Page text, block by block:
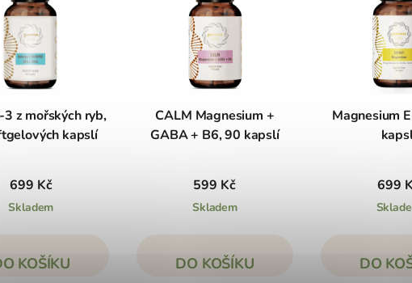
z mořských ryb,
kapslí
699 Kč
Skladem
KOŠÍKU
CALM Magnesium +
GABA + B6, 90 kapslí
599 Kč
Skladem
DO KOŠÍKU
Magnesium
699
DO